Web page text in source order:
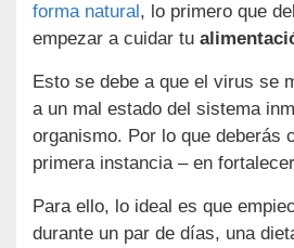
forma natural, lo primero que
empezar a cuidar tu
Esto se debe a que el virus se
a un mal estado del sistema
organismo. Por lo que deberás
primera instancia – en
Para ello, lo ideal es que
durante un par de días, una